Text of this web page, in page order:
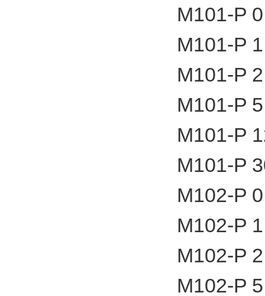
M101-P
M101-P
M101-P
M101-P
M101-P
M101-P
M102-P
M102-P
M102-P
M102-P